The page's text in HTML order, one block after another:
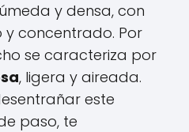
y densa, con
concentrado. Por
se caracteriza por
, ligera y aireada.
este
paso, te